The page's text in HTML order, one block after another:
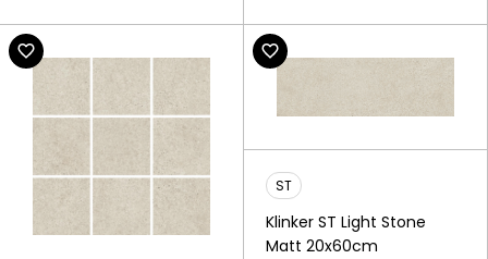
ST
Klinker ST Light Stone
Matt 20x60cm